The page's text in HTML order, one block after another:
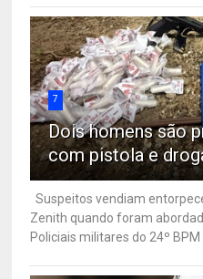
7
Dois homens são
com pistola e
Suspeitos vendiam
Zenith quando foram
Policiais militares do 24º BPM